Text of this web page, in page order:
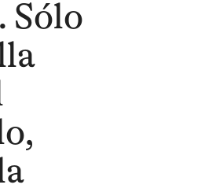
Sólo